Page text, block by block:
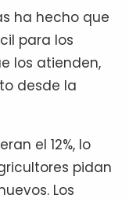
ha hecho que
para los
los atienden,
desde la
el 12%, lo
pidan
Los